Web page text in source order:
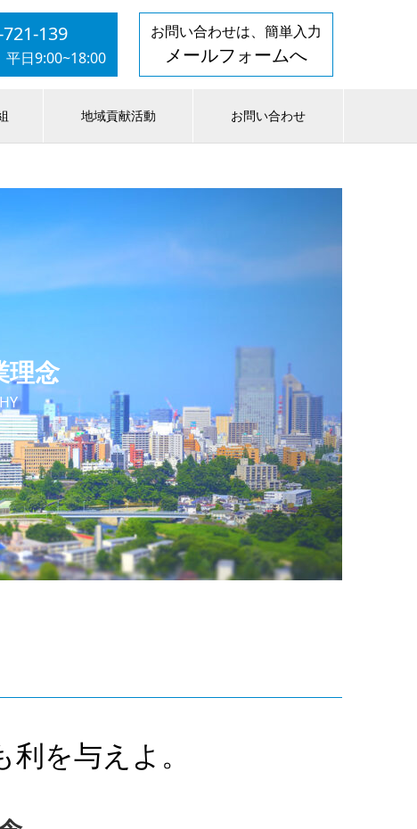
139
平日9:00~18:00
お問い合わせは、簡単入力
メールフォームへ
地域貢献活動 お問い合わせ
理念
を与えよ。